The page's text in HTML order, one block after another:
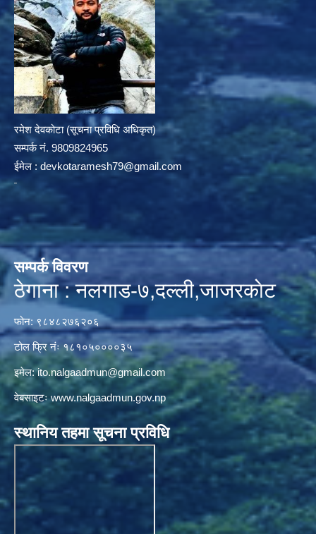
रमेश देवकोटा (सूचना प्रविधि अधिकृत)
सम्पर्क न‌ं. 9809824965
ईमेल : devkotaramesh79@gmail.com
सम्पर्क विवरण
ठेगाना : नलगाड-७,दल्ली,जाजरकाेट
फोन: ९८४८२७६२०६
टोल फ्रि नंः १८१०५००००३५
इमेल:ito.nalgaadmun@gmail.com
वेबसाइटःwww.nalgaadmun.gov.np
स्थानिय तहमा सूचना प्रविधि